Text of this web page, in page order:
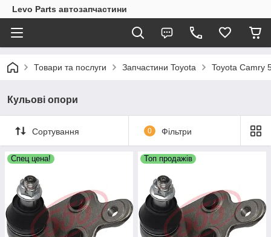
Levo Parts автозапчастини
Товари та послуги Запчастини Toyota Toyota Camry
Кульові опори
Сортування 0 Фільтри
Спец цена! Топ продажів